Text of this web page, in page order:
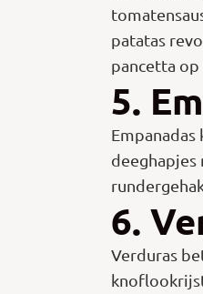
patatas
pancetta
5.
6.
Verduras